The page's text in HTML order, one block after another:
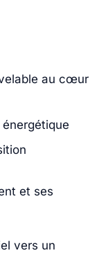
au cœur
et ses
vers un